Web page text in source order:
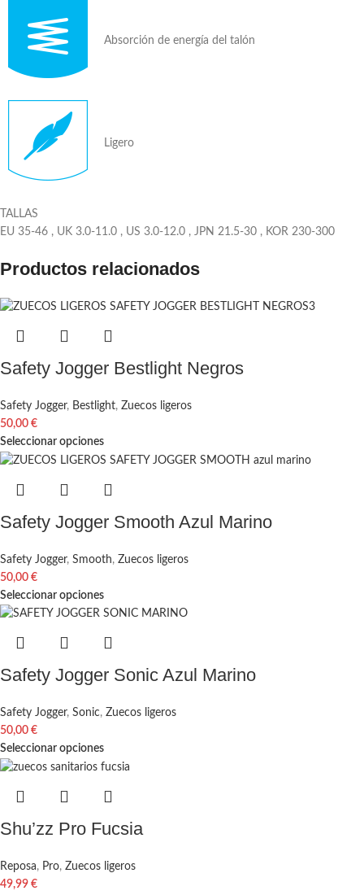
Absorción de energía del talón
Ligero
TALLAS
EU 35-46 , UK 3.0-11.0 , US 3.0-12.0 , JPN 21.5-30 , KOR 230-300
Productos relacionados
Safety Jogger Bestlight Negros
Safety Jogger, Bestlight, Zuecos ligeros
50,00 €
Seleccionar opciones
Safety Jogger Smooth Azul Marino
Safety Jogger, Smooth, Zuecos ligeros
50,00 €
Seleccionar opciones
Safety Jogger Sonic Azul Marino
Safety Jogger, Sonic, Zuecos ligeros
50,00 €
Seleccionar opciones
Shu’zz Pro Fucsia
Reposa, Pro, Zuecos ligeros
49,99 €